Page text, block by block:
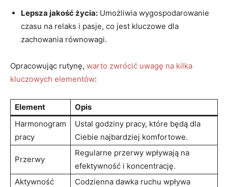
Lepsza‌ jakość życia: Umożliwia wygospodarowanie⁣
czasu na relaks i⁣ pasje, co jest kluczowe dla
zachowania równowagi.
Opracowując rutynę, warto zwrócić uwagę na kilka
kluczowych elementów:
Element
Opis
Harmonogram
pracy
Ustal godziny pracy, które będą ⁢dla
Ciebie najbardziej komfortowe.
Przerwy
Regularne przerwy⁣ wpływają⁢ na
‍efektywność ​i⁤ koncentrację.
Aktywność
Codzienna dawka⁢ ruchu ⁤wpływa